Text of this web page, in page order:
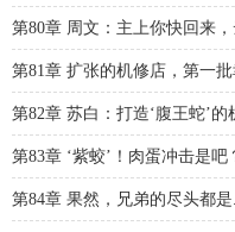
第80章 周文：主上你快回来
第81章 扩张的机修店，第一
第82章 苏白：打造‘腹王蛇’的
第83章 ‘紫蛟’！肉蛋冲击是吧
第84章 果然，兄弟的尽头都是